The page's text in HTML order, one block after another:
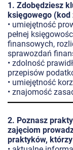
1. Zdobędziesz
księgowego
• umiejętność
pełnej
finansowych,
sprawozdań
• zdolność
przepisów
• umiejętność
• znajomość
2. Poznasz
zajęciom
praktyków,